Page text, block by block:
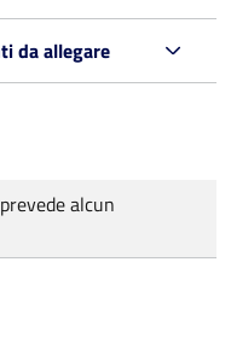
da allegare
alcun